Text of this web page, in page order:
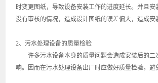
时变更图纸，导致设备安装工作的进度延长。并且
没有审核的情况，造成设计图纸的误差偏大，造成安
2、污水处理设备的质量检验
许多污水设备本身的质量问题会造成安装后的二
响。因而在污水处理设备出厂时应做好质量检验，